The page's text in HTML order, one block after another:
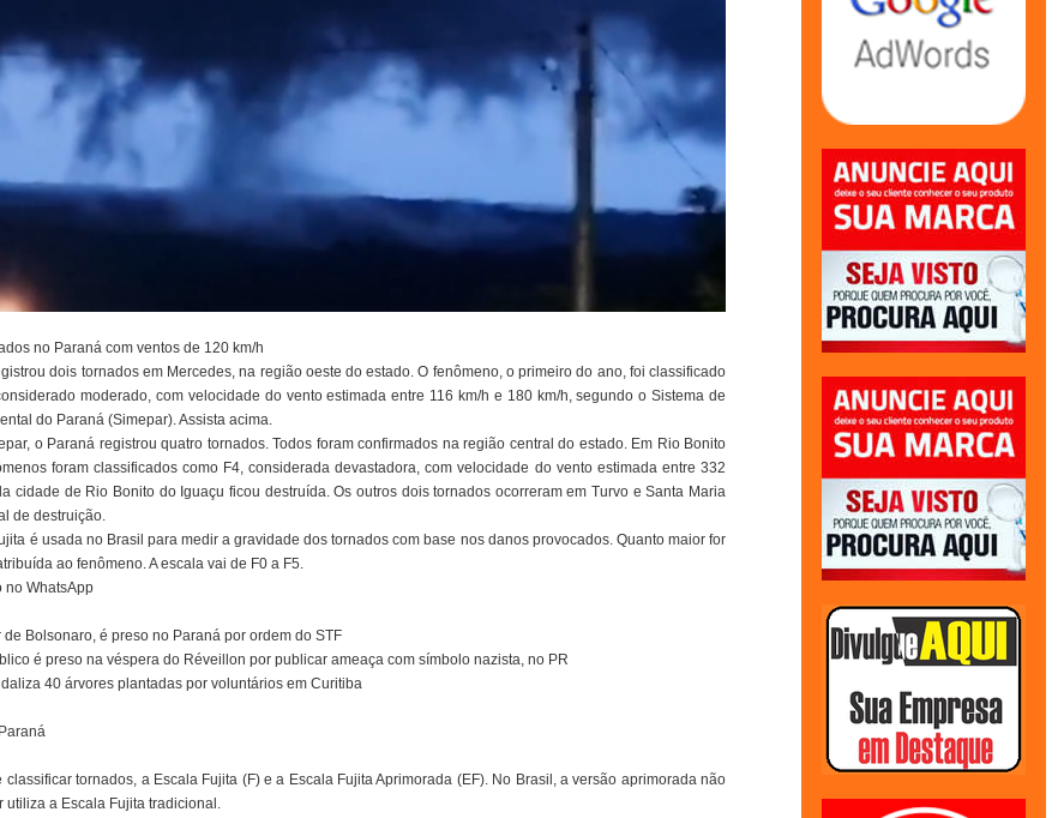
no Paraná com ventos de 120 km/h
dois tornados em Mercedes, na região oeste do estado. O fenômeno, o primeiro do ano, foi classificado
moderado, com velocidade do vento estimada entre 116 km/h e 180 km/h, segundo o Sistema de
do Paraná (Simepar). Assista acima.
o Paraná registrou quatro tornados. Todos foram confirmados na região central do estado. Em Rio Bonito
foram classificados como F4, considerada devastadora, com velocidade do vento estimada entre 332
cidade de Rio Bonito do Iguaçu ficou destruída. Os outros dois tornados ocorreram em Turvo e Santa Maria
de destruição.
é usada no Brasil para medir a gravidade dos tornados com base nos danos provocados. Quanto maior for
ao fenômeno. A escala vai de F0 a F5.
no WhatsApp
Bolsonaro, é preso no Paraná por ordem do STF
é preso na véspera do Réveillon por publicar ameaça com símbolo nazista, no PR
40 árvores plantadas por voluntários em Curitiba
classificar tornados, a Escala Fujita (F) e a Escala Fujita Aprimorada (EF). No Brasil, a versão aprimorada não
utiliza a Escala Fujita tradicional.